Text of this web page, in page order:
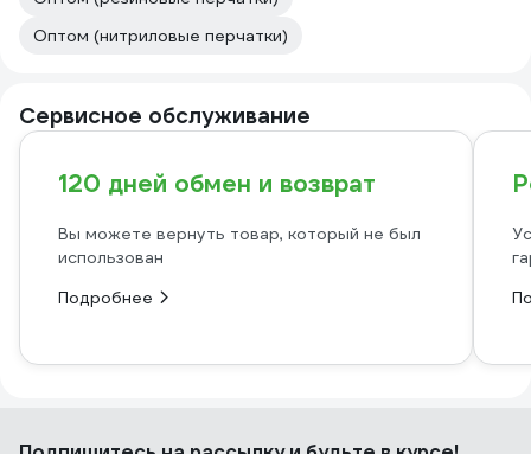
Оптом (нитриловые перчатки)
Сервисное обслуживание
120 дней обмен и возврат
Вы можете вернуть товар, который не был
использован
Подробнее